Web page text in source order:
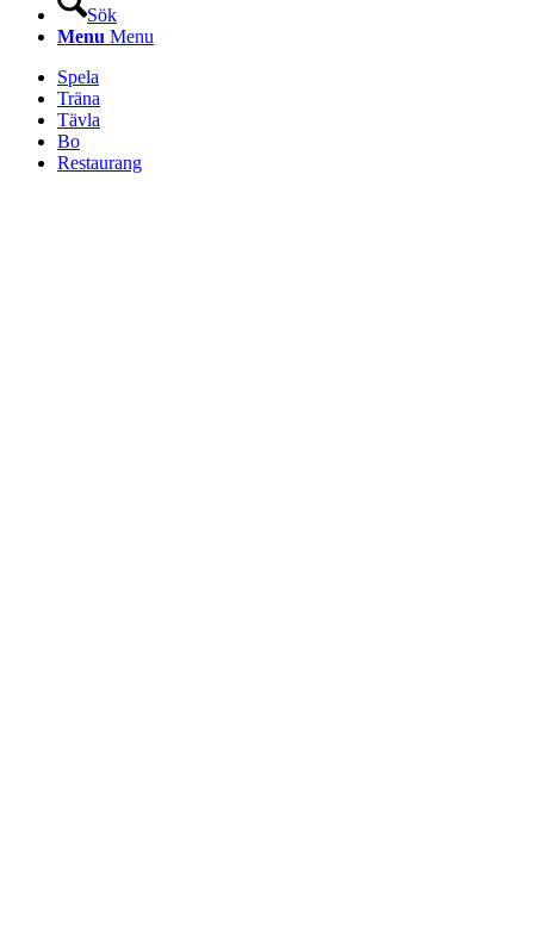
Sök
Menu Menu
Spela
Träna
Tävla
Bo
Restaurang